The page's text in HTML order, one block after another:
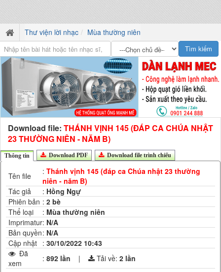
Thư viện lời nhạc Mùa thường niên
Download file: THÁNH VỊNH 145 (ĐÁP CA CHÚA NHẬT
23 THƯỜNG NIÊN - NĂM B)
Thông tin Download PDF Download file trình chiếu
Tên file : Thánh vịnh 145 (đáp ca Chúa nhật 23 thường
niên - năm B)
Tác giả
: Hồng Ngự
Phiên bản : 2 bè
Thể loại
: Mùa thường niên
Imprimatur: N/A
Bản quyền: N/A
Cập nhật : 30/10/2022 10:43
Đã
xem
: 892 lần | Tải về: 2 lần